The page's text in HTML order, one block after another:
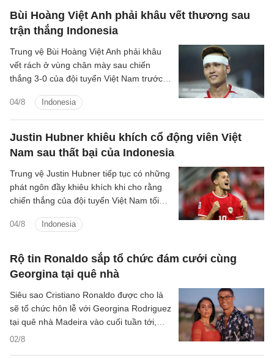
Bùi Hoàng Việt Anh phải khâu vết thương sau
trận thắng Indonesia
04/8 Indonesia
Trung vệ Bùi Hoàng Việt Anh phải khâu
vết rách ở vùng chân mày sau chiến
thắng 3-0 của đội tuyển Việt Nam trước
Justin Hubner khiêu khích cổ động viên Việt
Nam sau thất bại của Indonesia
04/8 Indonesia
Trung vệ Justin Hubner tiếp tục có những
phát ngôn đầy khiêu khích khi cho rằng
chiến thắng của đội tuyển Việt Nam tối
Rộ tin Ronaldo sắp tổ chức đám cưới cùng
Georgina tại quê nhà
02/8
Siêu sao Cristiano Ronaldo được cho là
sẽ tổ chức hôn lễ với Georgina Rodriguez
tại quê nhà Madeira vào cuối tuần tới,
khép lại gần một thập kỷ gắn bó.